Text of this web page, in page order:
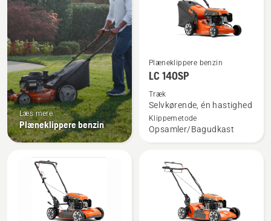
Læs mere
Plæneklippere benzin
Se
flere
om
LC 140SP
Plæneklippere benzin
LC 140SP
Træk
Selvkørende, én hastighed
Klippemetode
Opsamler/Bagudkast